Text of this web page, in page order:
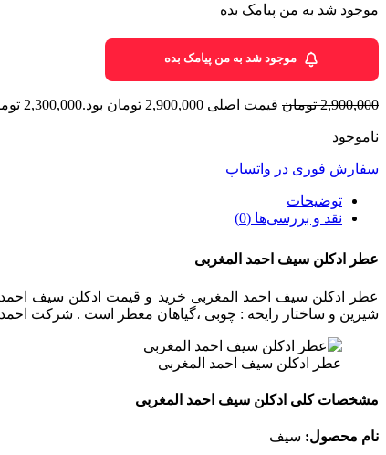
موجود شد به من پیامک بده
موجود شد به من پیامک بده
2,900,000 تومان قیمت اصلی 2,900,000 تومان بود. 2,300,000
ناموجود
سفارش فوری در واتساپ
توضیحات
نقد و بررسی‌ها (0)
عطر ادکلن سیف احمد المغربی
شیرین و ساختار رایحه : چوبی ،گیاهان معطر است . شرکت احمد
عطر ادکلن سیف احمد المغربی
مشخصات کلی ادکلن سیف احمد المغربی
نام محصول: سیف